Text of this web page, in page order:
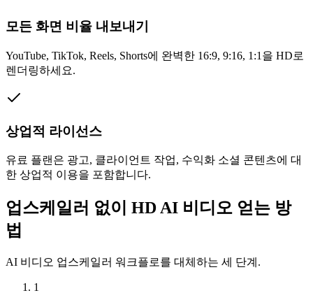
모든 화면 비율 내보내기
YouTube, TikTok, Reels, Shorts에 완벽한 16:9, 9:16, 1:1을 HD로
렌더링하세요.
상업적 라이선스
유료 플랜은 광고, 클라이언트 작업, 수익화 소셜 콘텐츠에 대
한 상업적 이용을 포함합니다.
업스케일러 없이 HD AI 비디오 얻는 방
법
AI 비디오 업스케일러 워크플로를 대체하는 세 단계.
1